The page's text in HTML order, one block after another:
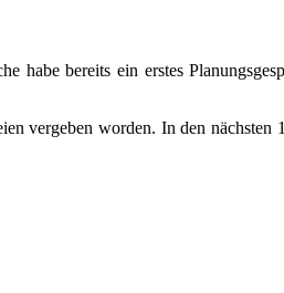
bereits ein erstes
vergeben worden. In den nächsten